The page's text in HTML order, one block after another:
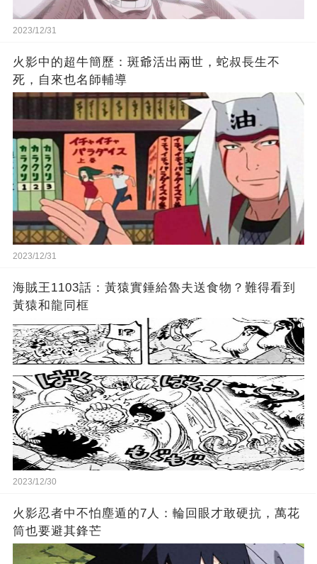
2023/12/31
火影中的超牛簡歷：斑爺活出兩世，蛇叔長生不
死，自來也名師輔導
2023/12/31
海賊王1103話：黃猿實錘給魯夫送食物？難得看到
黃猿和龍同框
2023/12/30
火影忍者中不怕塵遁的7人：輪回眼才敢硬抗，萬花
筒也要避其鋒芒